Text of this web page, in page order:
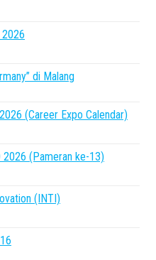
di Malang
(Career Expo Calendar)
2026 (Pameran ke-13)
(INTI)